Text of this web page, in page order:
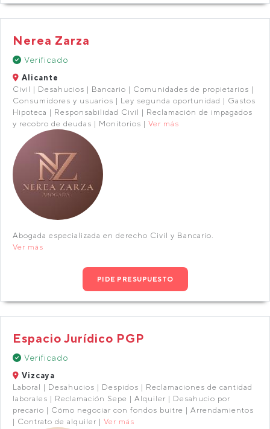
Nerea Zarza
Verificado
Alicante
Civil | Desahucios | Bancario | Comunidades de propietarios |
Consumidores y usuarios | Ley segunda oportunidad | Gastos
Hipoteca | Responsabilidad Civil | Reclamación de impagados
y recobro de deudas | Monitorios | Ver más
Abogada especializada en derecho Civil y Bancario.
Ver más
PIDE PRESUPUESTO
Espacio Jurídico PGP
Verificado
Vizcaya
Laboral | Desahucios | Despidos | Reclamaciones de cantidad
laborales | Reclamación Sepe | Alquiler | Desahucio por
precario | Cómo negociar con fondos buitre | Arrendamientos
| Contrato de alquiler | Ver más